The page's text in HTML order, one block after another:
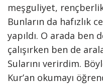
meşguliyet,
Bunların da hafızlık
yapıldı. O arada ben
çalışırken ben de
Sularını verirdim.
Kur’an okumayı